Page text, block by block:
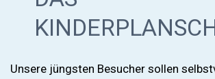
Unsere jüngsten Besucher sollen